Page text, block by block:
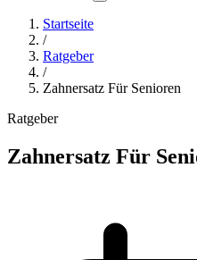
Startseite
/
Ratgeber
/
Zahnersatz Für Senioren
Ratgeber
Zahnersatz Für